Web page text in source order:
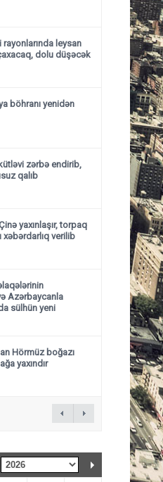
leysan
dolu düşəcək
böhranı yenidən
zərbə endirib,
qalıb
yaxınlaşır, torpaq
xəbərdarlıq verilib
Azərbaycanla
sülhün yeni
Hörmüz boğazı
yaxındır